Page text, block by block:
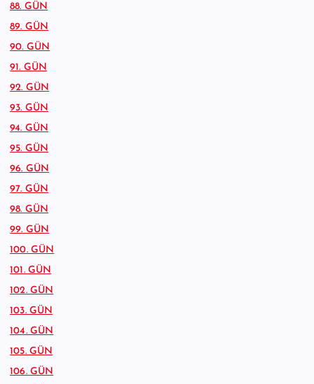
88. GÜN
89. GÜN
90. GÜN
91. GÜN
92. GÜN
93. GÜN
94. GÜN
95. GÜN
96. GÜN
97. GÜN
98. GÜN
99. GÜN
100. GÜN
101. GÜN
102. GÜN
103. GÜN
104. GÜN
105. GÜN
106. GÜN